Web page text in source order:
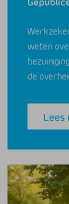
weten
de
Lees